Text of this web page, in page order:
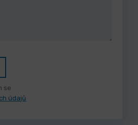
se
údajů